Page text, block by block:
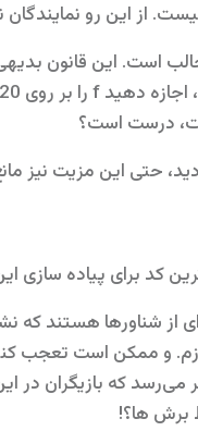
جالب است. این قانون
درست است؟
حتی این مزیت نیز
کد برای پیاده سازی
ای از شناورها هستند
و ممکن است تعجب
می‌رسد که بازیگران
برش ها؟!